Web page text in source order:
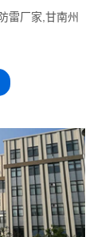
雷厂家,甘南州